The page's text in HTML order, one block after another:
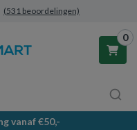
(531 beoordelingen)
0
vanaf €50,-